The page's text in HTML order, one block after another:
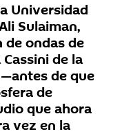
Universidad
Sulaiman,
ondas de
de la
de que
de
que ahora
vez en la